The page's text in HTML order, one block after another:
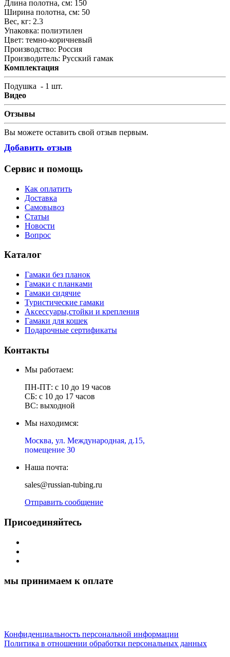
Длина полотна, см: 150
Ширина полотна, см: 50
Вес, кг: 2.3
Упаковка: полиэтилен
Цвет: темно-коричневый
Производство: Россия
Производитель: Русский гамак
Комплектация
Подушка - 1 шт.
Видео
Отзывы
Вы можете оставить свой отзыв первым.
Добавить отзыв
Сервис и помощь
Как оплатить
Доставка
Самовывоз
Статьи
Новости
Вопрос
Каталог
Гамаки без планок
Гамаки с планками
Гамаки сидячие
Туристические гамаки
Аксессуары,стойки и крепления
Гамаки для кошек
Подарочные сертификаты
Контакты
Мы работаем:
ПН-ПТ: с 10 до 19 часов
СБ: с 10 до 17 часов
ВС: выходной
Мы находимся:
Москва, ул. Международная, д.15,
помещение 30
Наша почта:
sales@russian-tubing.ru
Отправить сообщение
Присоединяйтесь
мы принимаем к оплате
Конфиденциальность персональной информации
Политика в отношении обработки персональных данных